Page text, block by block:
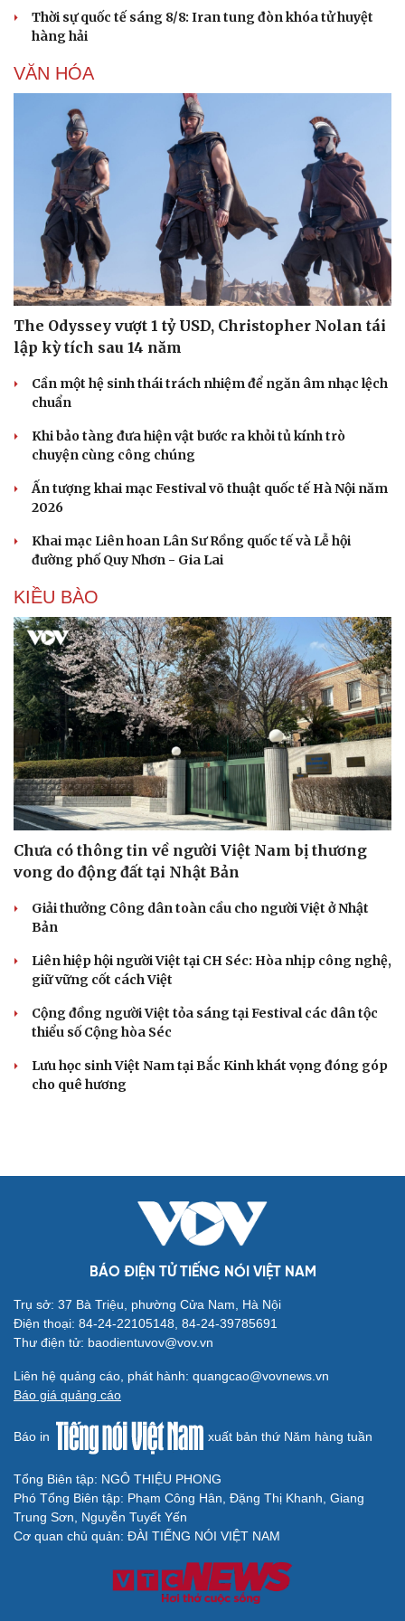
Tư vấn
Săn Tour
check-in
Câu chuyện thời sự
Cửa sổ tình yêu
Kể chuyện cho bé
Cải chính
Trung Quốc ứng phó khẩn cấp bão Dolphin
“Yết hầu” Hormuz thành con bài của Iran, tàu chiến Mỹ
bị đặt trước lằn ranh đỏ
Các nhà khoa học Nhật Bản phát hiện dấu hiệu của “hạt
ma” trong vũ trụ
Hungary công bố gói cứu trợ cho nông dân bị ảnh
hưởng do hạn hán và nắng nóng
Thời sự quốc tế sáng 8/8: Iran tung đòn khóa tử huyệt
hàng hải
VĂN HÓA
The Odyssey vượt 1 tỷ USD, Christopher Nolan tái
lập kỳ tích sau 14 năm
Cần một hệ sinh thái trách nhiệm để ngăn âm nhạc lệch
chuẩn
Khi bảo tàng đưa hiện vật bước ra khỏi tủ kính trò
chuyện cùng công chúng
Ấn tượng khai mạc Festival võ thuật quốc tế Hà Nội năm
2026
Khai mạc Liên hoan Lân Sư Rồng quốc tế và Lễ hội
đường phố Quy Nhơn - Gia Lai
KIỀU BÀO
Chưa có thông tin về người Việt Nam bị thương
vong do động đất tại Nhật Bản
Cộng đồng người Việt tỏa sáng tại Festival các dân tộc
thiểu số Cộng hòa Séc
Lưu học sinh Việt Nam tại Bắc Kinh khát vọng đóng góp
BÁO ĐIỆN TỬ TIẾNG NÓI VIỆT NAM
Trụ sở: 37 Bà Triệu, phường Cửa Nam, Hà Nội
Điện thoại: 84-24-22105148, 84-24-39785691
Thư điện tử: baodientuvov@vov.vn
Liên hệ quảng cáo, phát hành: quangcao@vovnews.vn